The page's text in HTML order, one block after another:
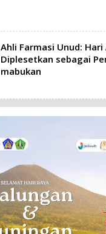
Ahli Farmasi Unud: Hari
Diplesetkan sebagai
mabukan